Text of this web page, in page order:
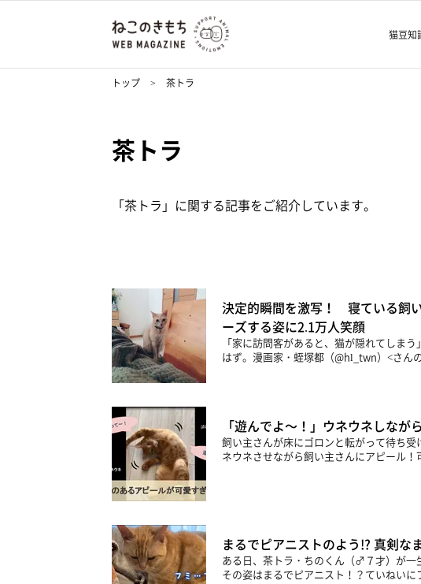
猫豆知
トップ 茶トラ
茶トラ
「茶トラ」に関する記事をご紹介しています。
決定的瞬間を激写！ 寝ている飼
ーズする姿に2.1万人笑顔
「家に訪問客があると、猫が隠れてしま
はず。漫画家・蛭塚都（@hl_twn）<さん
「遊んでよ～！」ウネウネしな
飼い主さんが床にゴロンと転がって待ち
ネウネさせながら飼い主さんにアピール
まるでピアニストのよう!? 真剣
ある日、茶トラ・ちのくん（♂７才）が
その姿はまるでピアニスト！？ていねい